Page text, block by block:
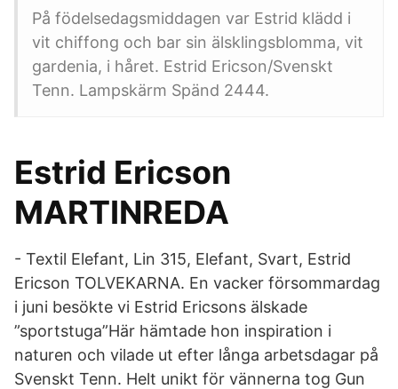
På födelsedagsmiddagen var Estrid klädd i
vit chiffong och bar sin älsklingsblomma, vit
gardenia, i håret. Estrid Ericson/Svenskt
Tenn. Lampskärm Spänd 2444.
Estrid Ericson
MARTINREDA
- Textil Elefant, Lin 315, Elefant, Svart, Estrid
Ericson TOLVEKARNA. En vacker försommardag
i juni besökte vi Estrid Ericsons älskade
”sportstuga”Här hämtade hon inspiration i
naturen och vilade ut efter långa arbetsdagar på
Svenskt Tenn. Helt unikt för vännerna tog Gun